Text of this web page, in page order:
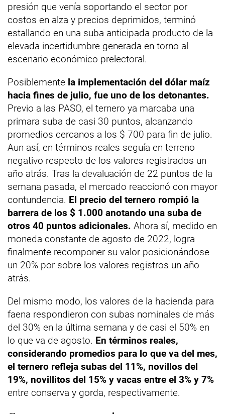
presión que venía soportando el sector por
costos en alza y precios deprimidos, terminó
estallando en una suba anticipada producto de la
elevada incertidumbre generada en torno al
escenario económico prelectoral.
Posiblemente la implementación del dólar maíz
hacia fines de julio, fue uno de los detonantes.
Previo a las PASO, el ternero ya marcaba una
primara suba de casi 30 puntos, alcanzando
promedios cercanos a los $ 700 para fin de julio.
Aun así, en términos reales seguía en terreno
negativo respecto de los valores registrados un
año atrás. Tras la devaluación de 22 puntos de la
semana pasada, el mercado reaccionó con mayor
contundencia. El precio del ternero rompió la
barrera de los $ 1.000 anotando una suba de
otros 40 puntos adicionales. Ahora sí, medido en
moneda constante de agosto de 2022, logra
finalmente recomponer su valor posicionándose
un 20% por sobre los valores registros un año
atrás.
Del mismo modo, los valores de la hacienda para
faena respondieron con subas nominales de más
del 30% en la última semana y de casi el 50% en
lo que va de agosto. En términos reales,
considerando promedios para lo que va del mes,
el ternero refleja subas del 11%, novillos del
19%, novillitos del 15% y vacas entre el 3% y 7%
entre conserva y gorda, respectivamente.